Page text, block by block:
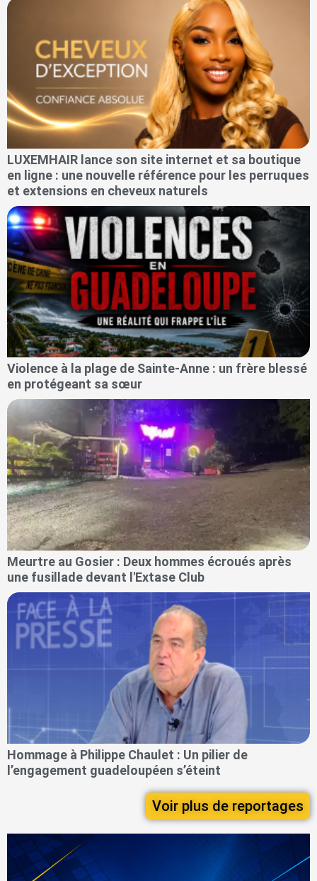
LUXEMHAIR lance son site internet et sa boutique
en ligne : une nouvelle référence pour les perruques
et extensions en cheveux naturels
Violence à la plage de Sainte-Anne : un frère blessé
en protégeant sa sœur
Meurtre au Gosier : Deux hommes écroués après
une fusillade devant l'Extase Club
Hommage à Philippe Chaulet : Un pilier de
l’engagement guadeloupéen s’éteint
Voir plus de reportages